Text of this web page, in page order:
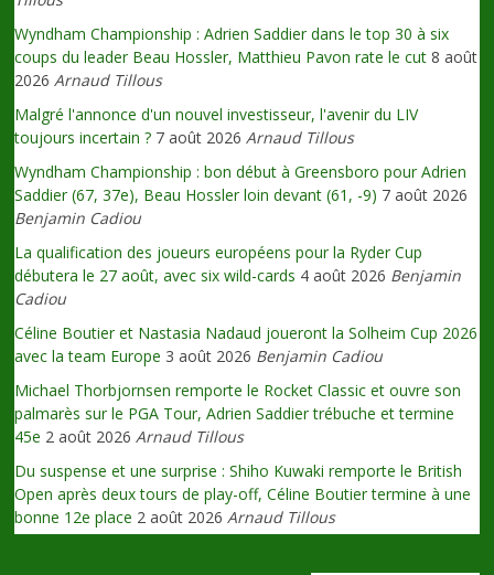
Wyndham Championship : Adrien Saddier dans le top 30 à six
coups du leader Beau Hossler, Matthieu Pavon rate le cut 8 août
2026 Arnaud Tillous
Malgré l'annonce d'un nouvel investisseur, l'avenir du LIV
toujours incertain ? 7 août 2026 Arnaud Tillous
Wyndham Championship : bon début à Greensboro pour Adrien
Saddier (67, 37e), Beau Hossler loin devant (61, -9) 7 août 2026
Benjamin Cadiou
La qualification des joueurs européens pour la Ryder Cup
débutera le 27 août, avec six wild-cards 4 août 2026 Benjamin
Cadiou
Céline Boutier et Nastasia Nadaud joueront la Solheim Cup 2026
avec la team Europe 3 août 2026 Benjamin Cadiou
Michael Thorbjornsen remporte le Rocket Classic et ouvre son
palmarès sur le PGA Tour, Adrien Saddier trébuche et termine
45e 2 août 2026 Arnaud Tillous
Du suspense et une surprise : Shiho Kuwaki remporte le British
Open après deux tours de play-off, Céline Boutier termine à une
bonne 12e place 2 août 2026 Arnaud Tillous